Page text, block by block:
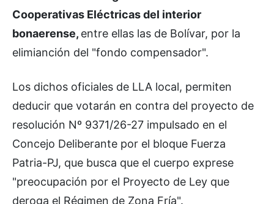
Cooperativas Eléctricas del interior
bonaerense, entre ellas las de Bolívar, por la
elimianción del "fondo compensador".
Los dichos oficiales de LLA local, permiten
deducir que votarán en contra del proyecto de
resolución Nº 9371/26-27 impulsado en el
Concejo Deliberante por el bloque Fuerza
Patria-PJ, que busca que el cuerpo exprese
"preocupación por el Proyecto de Ley que
deroga el Régimen de Zona Fría".